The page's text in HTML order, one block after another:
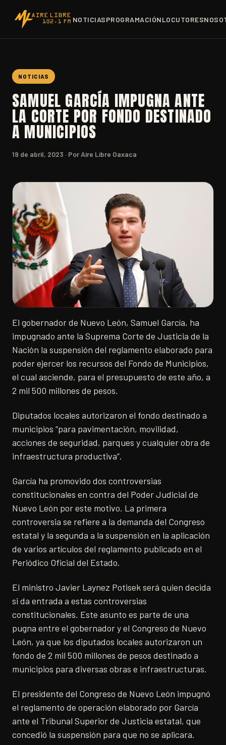
NOTICIASPROGRAMACIÓNLOCUTORES
NOTICIAS
SAMUEL GARCÍA IMPUGNA ANTE
LA CORTE POR FONDO DESTINADO
A MUNICIPIOS
19 de abril, 2023 · Por Aire Libre Oaxaca
El gobernador de Nuevo León, Samuel García, ha
impugnado ante la Suprema Corte de Justicia de la
Nación la suspensión del reglamento elaborado para
poder ejercer los recursos del Fondo de Municipios,
el cual asciende, para el presupuesto de este año, a
2 mil 500 millones de pesos.
Diputados locales autorizaron el fondo destinado a
municipios “para pavimentación, movilidad,
acciones de seguridad, parques y cualquier obra de
infraestructura productiva”.
García ha promovido dos controversias
constitucionales en contra del Poder Judicial de
Nuevo León por este motivo. La primera
controversia se refiere a la demanda del Congreso
estatal y la segunda a la suspensión en la aplicación
de varios artículos del reglamento publicado en el
Periódico Oficial del Estado.
El ministro Javier Laynez Potisek será quien decida
si da entrada a estas controversias
constitucionales. Este asunto es parte de una
pugna entre el gobernador y el Congreso de Nuevo
León, ya que los diputados locales autorizaron un
fondo de 2 mil 500 millones de pesos destinado a
municipios para diversas obras e infraestructuras.
El presidente del Congreso de Nuevo León impugnó
el reglamento de operación elaborado por García
ante el Tribunal Superior de Justicia estatal, que
concedió la suspensión para que no se aplicara.